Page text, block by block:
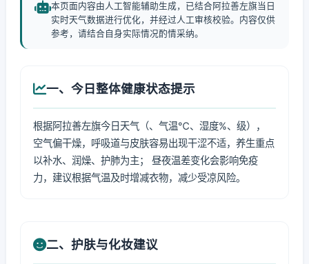
本页面内容由人工智能辅助生成，已结合阿拉善左旗当日
实时天气数据进行优化，并经过人工审核校验。内容仅供
参考，请结合自身实际情况酌情采纳。
一、今日整体健康状态提示
根据阿拉善左旗今日天气（、气温℃、湿度%、级），
空气偏干燥，呼吸道与皮肤容易出现干涩不适，养生重点
以补水、润燥、护肺为主； 昼夜温差变化会影响免疫
力，建议根据气温及时增减衣物，减少受凉风险。
二、护肤与化妆建议